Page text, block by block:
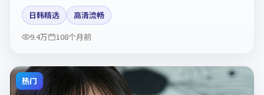
比例拿捏得当。剧情简介与主创信息可供检索参考，上映日
期以片方资料为准。
日韩精选
高清流畅
9.4万
108个月前
热门